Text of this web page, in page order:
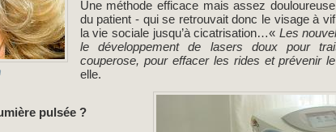
Une méthode efficace mais assez
du patient - qui se retrouvait donc le visage à
la vie sociale jusqu’à cicatrisation…« Les
le développement de lasers doux pour
couperose, pour effacer les rides et prévenir
elle.
pulsée ?